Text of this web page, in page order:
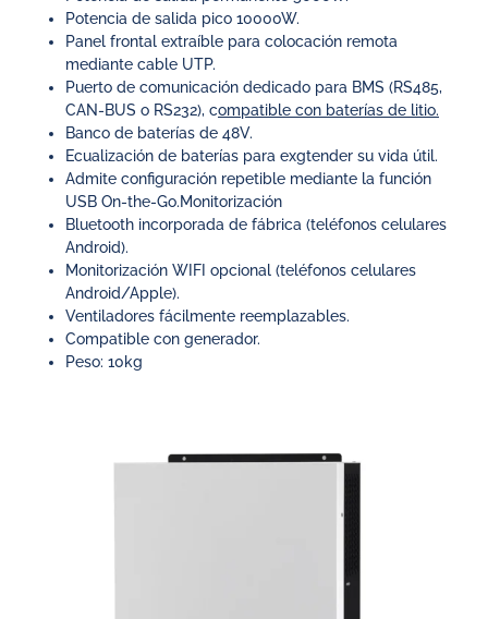
Potencia de salida pico 10000W.
Panel frontal extraíble para colocación remota
mediante cable UTP.
Puerto de comunicación dedicado para BMS (RS485,
CAN-BUS o RS232), compatible con baterías de litio.
Banco de baterías de 48V.
Ecualización de baterías para exgtender su vida útil.
Admite configuración repetible mediante la función
USB On-the-Go.Monitorización
Bluetooth incorporada de fábrica (teléfonos celulares
Android).
Monitorización WIFI opcional (teléfonos celulares
Android/Apple).
Ventiladores fácilmente reemplazables.
Compatible con generador.
Peso: 10kg